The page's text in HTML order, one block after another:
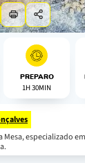
PREPARO
1H 30MIN
especializado